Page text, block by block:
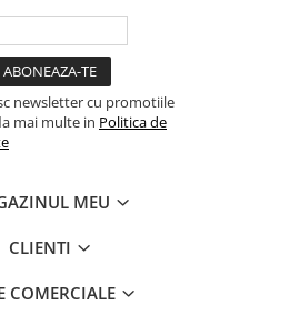
newsletter cu promotiile
mai multe in Politica de
MEU
CLIENTI
COMERCIALE